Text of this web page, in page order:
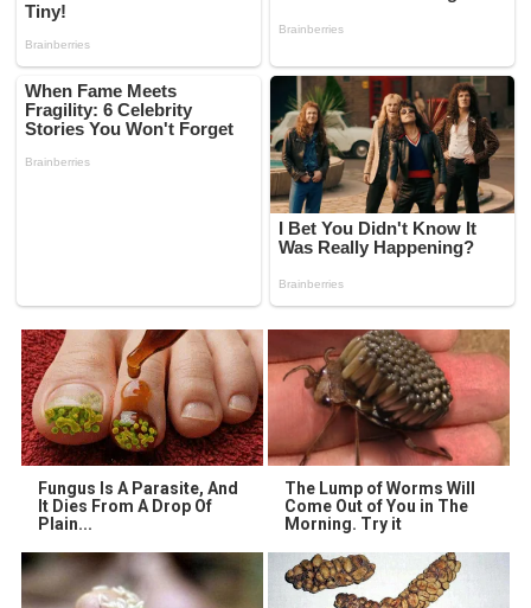
Fungus Is A Parasite, And
It Dies From A Drop Of
Plain...
The Lump of Worms Will
Come Out of You in The
Morning. Try it